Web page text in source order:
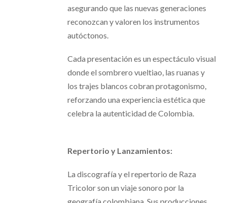
asegurando que las nuevas generaciones
reconozcan y valoren los instrumentos
autóctonos.
Cada presentación es un espectáculo visual
donde el sombrero vueltiao, las ruanas y
los trajes blancos cobran protagonismo,
reforzando una experiencia estética que
celebra la autenticidad de Colombia.
Repertorio y Lanzamientos:
La discografía y el repertorio de Raza
Tricolor son un viaje sonoro por la